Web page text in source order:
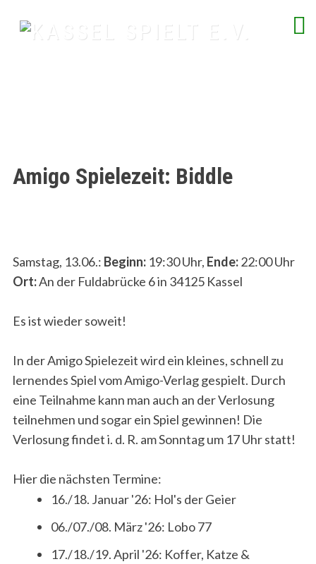
Amigo Spielezeit: Biddle
Samstag, 13.06.: Beginn:19:30 Uhr, Ende:22:00 Uhr
Ort:An der Fuldabrücke 6 in 34125 Kassel
Es ist wieder soweit!
In der Amigo Spielezeit wird ein kleines, schnell zu
lernendes Spiel vom Amigo-Verlag gespielt. Durch
eine Teilnahme kann man auch an der Verlosung
teilnehmen und sogar ein Spiel gewinnen! Die
Verlosung findet i. d. R. am Sonntag um 17 Uhr statt!
Hier die nächsten Termine:
16./18. Januar '26: Hol's der Geier
06./07./08. März '26: Lobo 77
17./18./19. April '26: Koffer, Katze &